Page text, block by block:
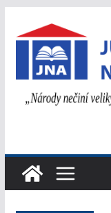
na
obsah